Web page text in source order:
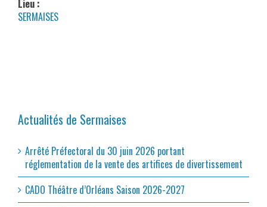
Lieu :
SERMAISES
Actualités de Sermaises
Arrêté Préfectoral du 30 juin 2026 portant
réglementation de la vente des artifices de divertissement
CADO Théâtre d’Orléans Saison 2026-2027